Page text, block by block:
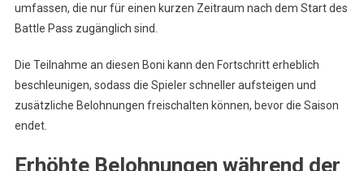
umfassen, die nur für einen kurzen Zeitraum nach dem Start des
Battle Pass zugänglich sind.
Die Teilnahme an diesen Boni kann den Fortschritt erheblich
beschleunigen, sodass die Spieler schneller aufsteigen und
zusätzliche Belohnungen freischalten können, bevor die Saison
endet.
Erhöhte Belohnungen während der